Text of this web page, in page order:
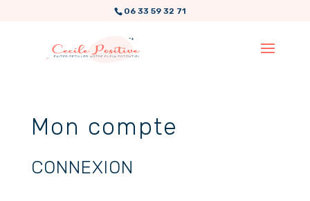
06 33 59 32 71
Mon compte
CONNEXION